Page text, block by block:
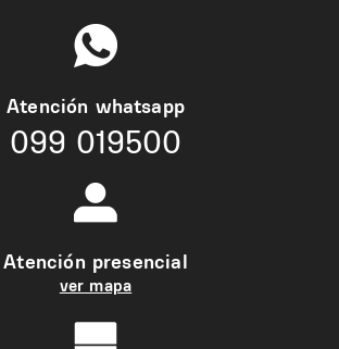
Atención whatsapp
099 019500
Atención presencial
ver mapa